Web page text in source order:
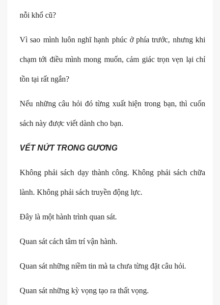
nỗi khổ cũ?
Vì sao mình luôn nghĩ hạnh phúc ở phía trước, nhưng khi
chạm tới điều mình mong muốn, cảm giác trọn vẹn lại chỉ
tồn tại rất ngắn?
Nếu những câu hỏi đó từng xuất hiện trong bạn, thì cuốn
sách này được viết dành cho bạn.
VẾT NỨT TRONG GƯƠNG
Không phải sách dạy thành công. Không phải sách chữa
lành. Không phải sách truyền động lực.
Đây là một hành trình quan sát.
Quan sát cách tâm trí vận hành.
Quan sát những niềm tin mà ta chưa từng đặt câu hỏi.
Quan sát những kỳ vọng tạo ra thất vọng.